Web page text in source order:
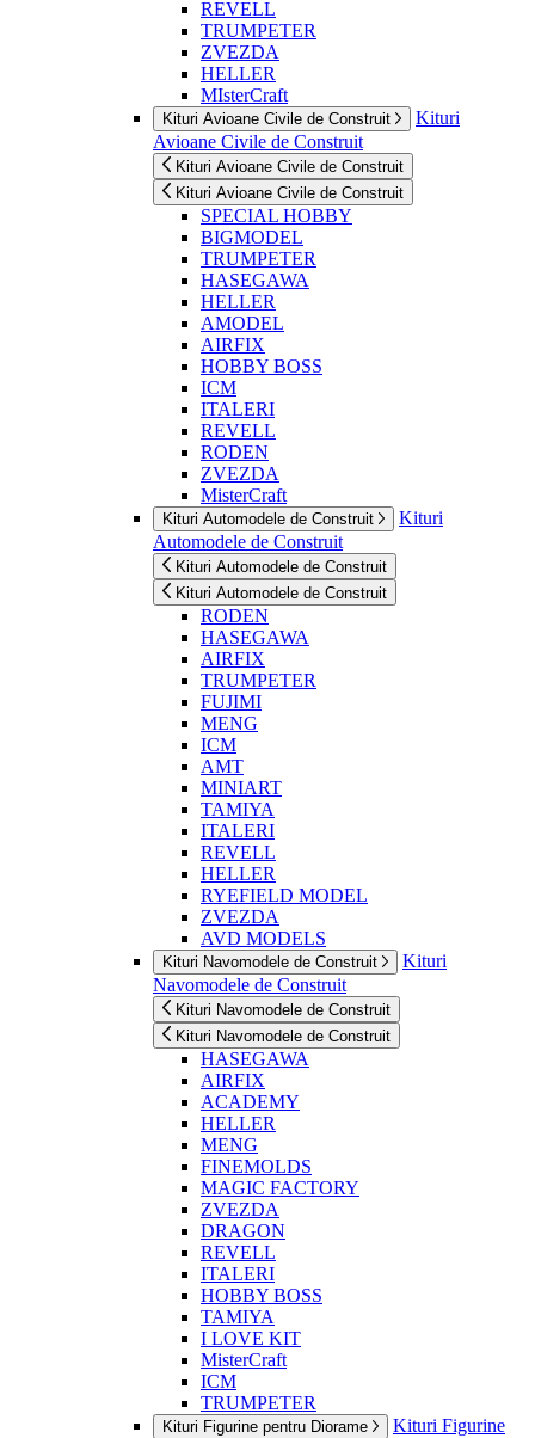
REVELL
TRUMPETER
ZVEZDA
HELLER
MIsterCraft
Kituri Avioane Civile de Construit
Kituri
Avioane Civile de Construit
Kituri Avioane Civile de Construit
Kituri Avioane Civile de Construit
SPECIAL HOBBY
BIGMODEL
TRUMPETER
HASEGAWA
HELLER
AMODEL
AIRFIX
HOBBY BOSS
ICM
ITALERI
REVELL
RODEN
ZVEZDA
MisterCraft
Kituri Automodele de Construit
Kituri
Automodele de Construit
Kituri Automodele de Construit
Kituri Automodele de Construit
RODEN
HASEGAWA
AIRFIX
TRUMPETER
FUJIMI
MENG
ICM
AMT
MINIART
TAMIYA
ITALERI
REVELL
HELLER
RYEFIELD MODEL
ZVEZDA
AVD MODELS
Kituri Navomodele de Construit
Kituri
Navomodele de Construit
Kituri Navomodele de Construit
Kituri Navomodele de Construit
HASEGAWA
AIRFIX
ACADEMY
HELLER
MENG
FINEMOLDS
MAGIC FACTORY
ZVEZDA
DRAGON
REVELL
ITALERI
HOBBY BOSS
TAMIYA
I LOVE KIT
MisterCraft
ICM
TRUMPETER
Kituri Figurine pentru Diorame
Kituri Figurine